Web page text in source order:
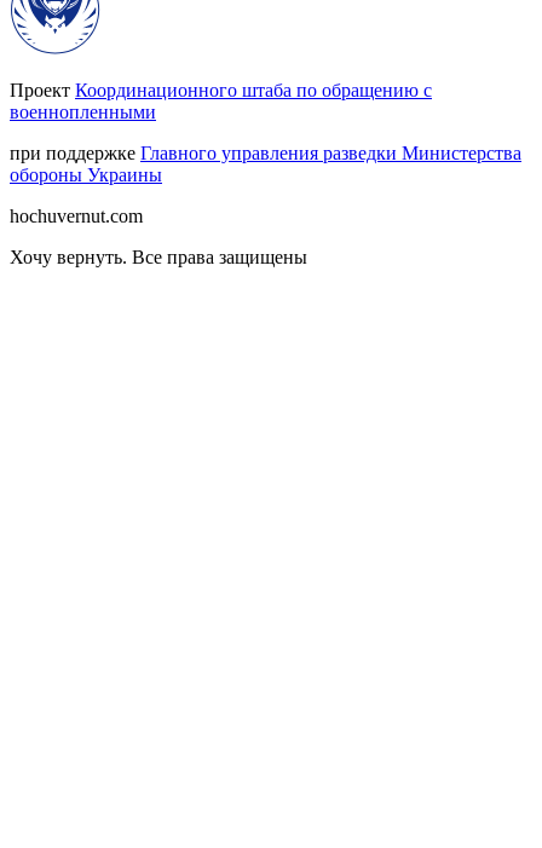
Проект Координационного штаба по обращению с
военнопленными
при поддержке Главного управления разведки Министерства
обороны Украины
hochuvernut.com
Хочу вернуть. Все права защищены